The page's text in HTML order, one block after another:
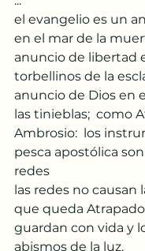
el evangelio es un
en el mar de la
anuncio de libertad
torbellinos de la
anuncio de Dios en
las tinieblas;  como
Ambrosio:  los
pesca apostólica
redes
las redes no causan
que queda
guardan con vida y
abismos de la luz.